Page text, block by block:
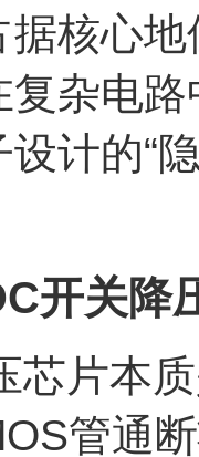
核心
杂电
计的“
开关降
芯片本
管通